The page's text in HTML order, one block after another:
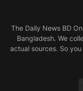
The Daily News BD
Bangladesh. We
actual sources. So